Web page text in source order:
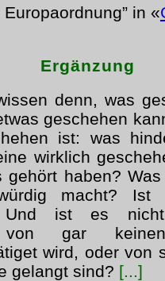
in «
Ergänzung
denn, was
geschehen
ist: was
wirklich
gehört haben?
macht?
Und ist es
von gar
wird, oder von
gelangt sind? [...]